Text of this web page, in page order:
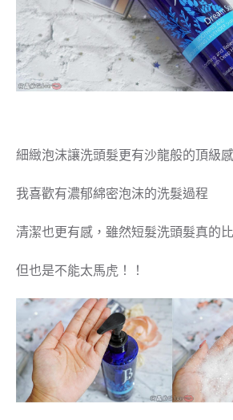
細緻泡沫讓洗頭髮更有沙龍般的頂級
我喜歡有濃郁綿密泡沫的洗髮過程
清潔也更有感，雖然短髮洗頭髮真的
但也是不能太馬虎！！